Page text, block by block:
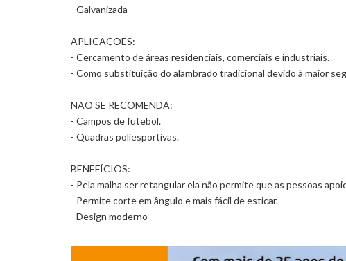
- Galvanizada
APLICAÇÕES:
- Cercamento de áreas residenciais, comerciais e industriais.
- Como substituição do alambrado tradicional devido à maior
NAO SE RECOMENDA:
- Campos de futebol.
- Quadras poliesportivas.
BENEFÍCIOS:
- Pela malha ser retangular ela não permite que as pessoas
- Permite corte em ângulo e mais fácil de esticar.
- Design moderno